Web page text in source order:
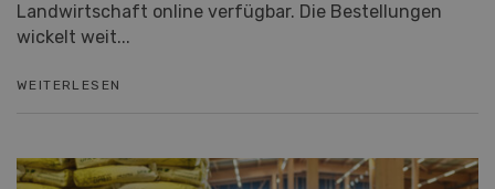
Landwirtschaft online verfügbar. Die Bestellungen
wickelt weit...
WEITERLESEN